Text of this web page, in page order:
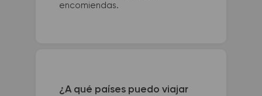
encomiendas.
¿A qué países puedo viajar